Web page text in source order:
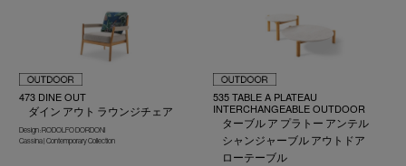
473 DINE OUT
ダイン アウト ラウンジチェア
Design : RODOLFO DORDONI
Cassina | Contemporary Collection
535 TABLE A PLATEAU
INTERCHANGEABLE OUTDOOR
ターブル ア プラトー アンテル
シャンジャーブル アウトドア
ローテーブル